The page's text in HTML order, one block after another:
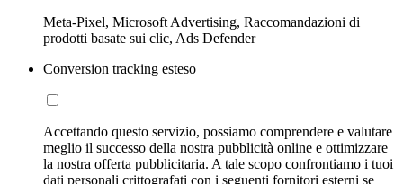
Meta-Pixel, Microsoft Advertising, Raccomandazioni di
prodotti basate sui clic, Ads Defender
Conversion tracking esteso
Accettando questo servizio, possiamo comprendere e valutare
meglio il successo della nostra pubblicità online e ottimizzare
la nostra offerta pubblicitaria. A tale scopo confrontiamo i tuoi
dati personali crittografati con i seguenti fornitori esterni se